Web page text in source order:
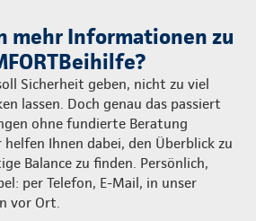
mehr Informationen zu
Sicherheit geben, nicht zu viel
lassen. Doch genau das passiert
ohne fundierte Beratung
Ihnen dabei, den Überblick zu
Balance zu finden. Persönlich,
per Telefon, E-Mail, in unser
vor Ort.